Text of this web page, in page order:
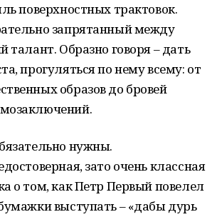
поверхностных трактовок.
запрятанный между
талант. Образно говоря – дать
прогуляться по нему всему: от
образов до бровей
нужны.
зато очень классная
о том, как Петр Первый повелел
выступать – «дабы дурь